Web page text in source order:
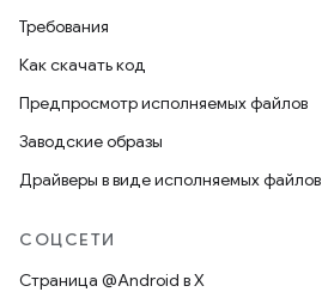
Требования
Как скачать код
Предпросмотр исполняемых файлов
Заводские образы
Драйверы в виде исполняемых файлов
СОЦСЕТИ
Страница @Android в X